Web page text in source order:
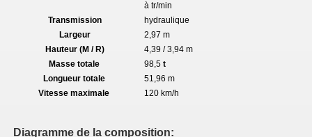
à tr/min
Transmission
hydraulique
Largeur
2,97 m
Hauteur (M / R)
4,39 / 3,94 m
Masse totale
98,5 t
Longueur totale
51,96 m
Vitesse maximale
120 km/h
Diagramme de la composition: